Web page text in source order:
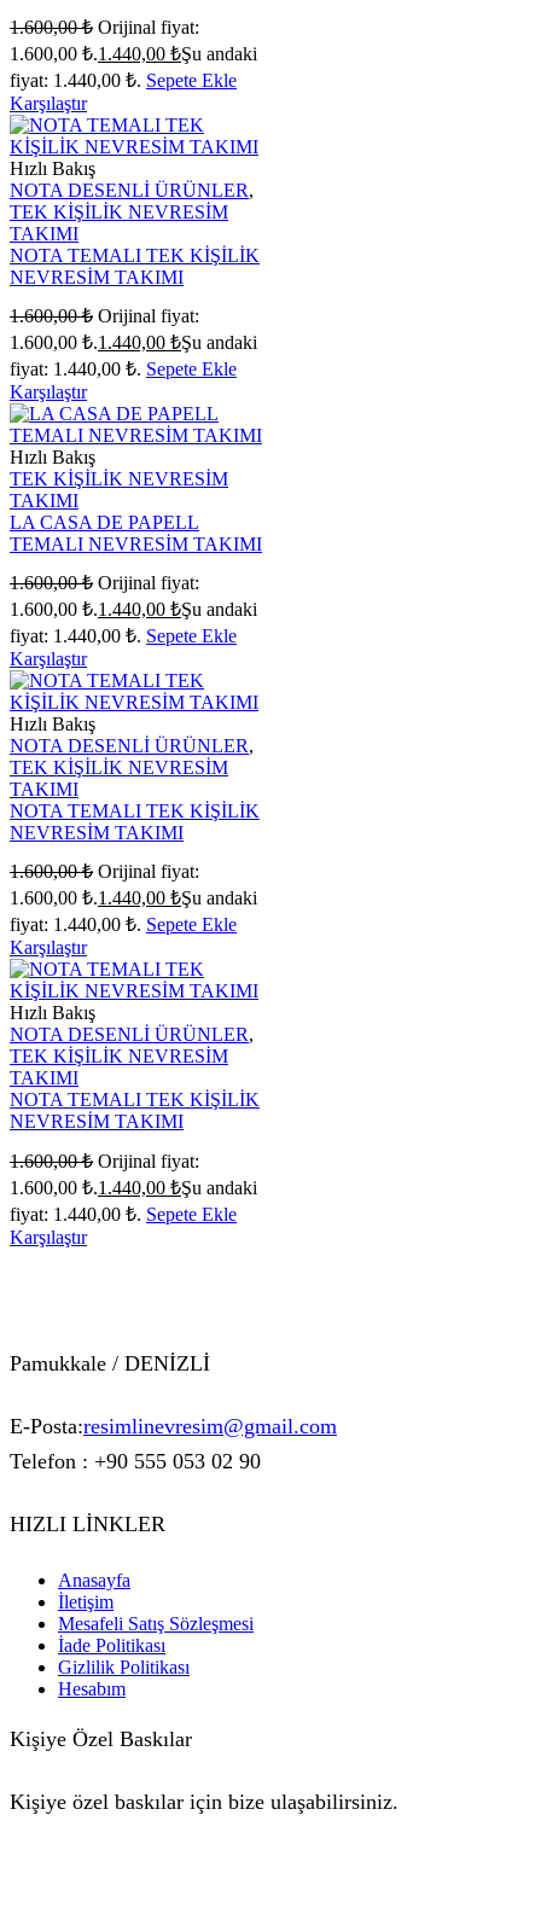
1.600,00₺ Orijinal fiyat:
1.600,00 ₺.1.440,00 ₺Şu andaki
fiyat: 1.440,00 ₺. Sepete Ekle
Karşılaştır
Hızlı Bakış
NOTA DESENLİ ÜRÜNLER,
TEK KİŞİLİK NEVRESİM
TAKIMI
NOTA TEMALI TEK KİŞİLİK
NEVRESİM TAKIMI
1.600,00₺ Orijinal fiyat:
1.600,00 ₺.1.440,00 ₺Şu andaki
fiyat: 1.440,00 ₺. Sepete Ekle
Karşılaştır
Hızlı Bakış
TEK KİŞİLİK NEVRESİM
TAKIMI
LA CASA DE PAPELL
TEMALI NEVRESİM TAKIMI
1.600,00₺ Orijinal fiyat:
1.600,00 ₺.1.440,00 ₺Şu andaki
fiyat: 1.440,00 ₺. Sepete Ekle
Karşılaştır
Hızlı Bakış
NOTA DESENLİ ÜRÜNLER,
TEK KİŞİLİK NEVRESİM
TAKIMI
NOTA TEMALI TEK KİŞİLİK
NEVRESİM TAKIMI
1.600,00₺ Orijinal fiyat:
1.600,00 ₺.1.440,00 ₺Şu andaki
fiyat: 1.440,00 ₺. Sepete Ekle
Karşılaştır
Hızlı Bakış
NOTA DESENLİ ÜRÜNLER,
TEK KİŞİLİK NEVRESİM
TAKIMI
NOTA TEMALI TEK KİŞİLİK
NEVRESİM TAKIMI
1.600,00₺ Orijinal fiyat:
1.600,00 ₺.1.440,00 ₺Şu andaki
fiyat: 1.440,00 ₺. Sepete Ekle
Karşılaştır
Pamukkale / DENİZLİ
E-Posta:resimlinevresim@gmail.com
Telefon : +90 555 053 02 90
HIZLI LİNKLER
Anasayfa
İletişim
Mesafeli Satış Sözleşmesi
İade Politikası
Gizlilik Politikası
Hesabım
Kişiye Özel Baskılar
Kişiye özel baskılar için bize ulaşabilirsiniz.